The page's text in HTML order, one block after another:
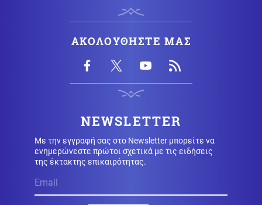
ΥΠΑΑΤ: Επιπλέον 12,5 εκατ. ευρώ στις Περιφέρειες για
07.08.2026 - 16:28
USS San Juan
Κόσμος 07.08.2026 - 16:15
Συναγερμός στις αμερικανικές μυστικές υπηρεσίες:
Πιθανό περιορισμένο πλήγμα της Μόσχας σε μέλος
ΑΚΟΛΟΥΘΗΣΤΕ ΜΑΣ
NEWSLETTER
Με την εγγραφή σας στο Newsletter μπορείτε να
ενημερώνεστε πρώτοι σχετικά με τις ειδήσεις
της έκτακτης επικαιρότητας.